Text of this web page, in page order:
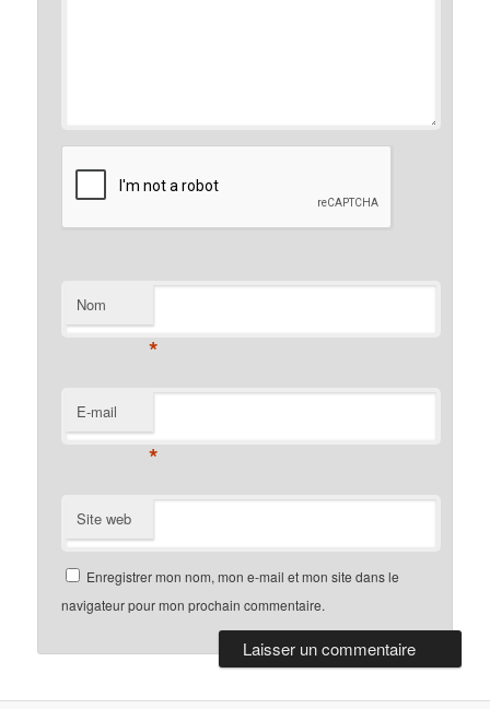
Nom
*
E-mail
*
Site web
Enregistrer mon nom, mon e-mail et mon site dans le
navigateur pour mon prochain commentaire.